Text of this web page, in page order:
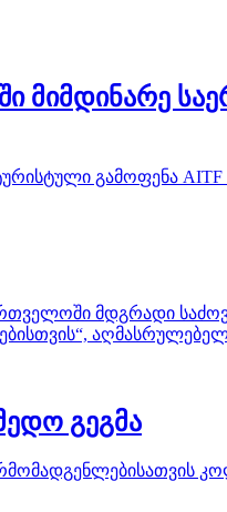
მიმდინარე
გამოფენა
მდგრადი
გეგმა